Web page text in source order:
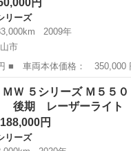
円
リーズ
2009年
市
名： ３シリーズ ■ グレー
ハ製ダウンサス／純正１８イ
ＭＷ ５シリーズ Ｍ５５
後期 レーザーライ
円
リーズ